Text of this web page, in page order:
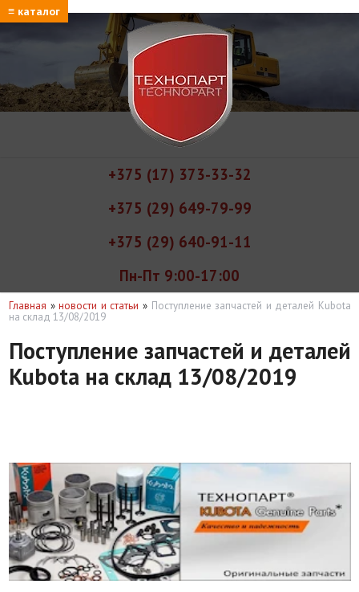
≡ каталог
+375 (17) 373-33-32
+375 (29) 649-79-99
+375 (29) 640-91-11
Пн-Пт 9:00-17:00
Главная » новости и статьи » Поступление запчастей и деталей Kubota
на склад 13/08/2019
Поступление запчастей и деталей
Kubota на склад 13/08/2019